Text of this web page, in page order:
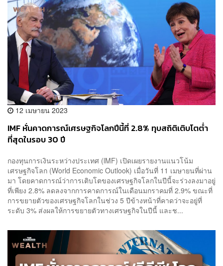
12 เมษายน 2023
IMF หั่นคาดการณ์เศรษฐกิจโลกปีนี้ที่ 2.8% ทุบสถิติเติบโตต่ำ
ที่สุดในรอบ 30 ปี
กองทุนการเงินระหว่างประเทศ (lMF) เปิดเผยรายงานแนวโน้ม
เศรษฐกิจโลก (World Economic Outlook) เมื่อวันที่ 11 เมษายนที่ผ่าน
มา โดยคาดการณ์ว่าการเติบโตของเศรษฐกิจโลกในปีนี้จะร่วงลงมาอยู่
ที่เพียง 2.8% ลดลงจากการคาดการณ์ในเดือนมกราคมที่ 2.9% ขณะที่
การขยายตัวของเศรษฐกิจโลกในช่วง 5 ปีข้างหน้าที่คาดว่าจะอยู่ที่
ระดับ 3% ส่งผลให้การขยายตัวทางเศรษฐกิจในปีนี้ และช...